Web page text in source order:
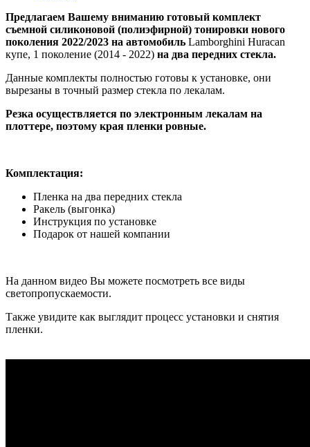
Предлагаем Вашему вниманию готовый комплект
съемной силиконовой (полиэфирной) тонировки нового
поколения 2022/2023 на автомобиль Lamborghini Huracan
купе, 1 поколение (2014 - 2022) на два передних стекла.
Данные комплекты полностью готовы к установке, они
вырезаны в точный размер стекла по лекалам.
Резка осуществляется по электронным лекалам на
плоттере, поэтому края пленки ровные.
Комплектация:
Пленка на два передних стекла
Ракель (выгонка)
Инструкция по установке
Подарок от нашей компании
На данном видео Вы можете посмотреть все виды
светопропускаемости.
Также увидите как выглядит процесс установки и снятия
пленки.